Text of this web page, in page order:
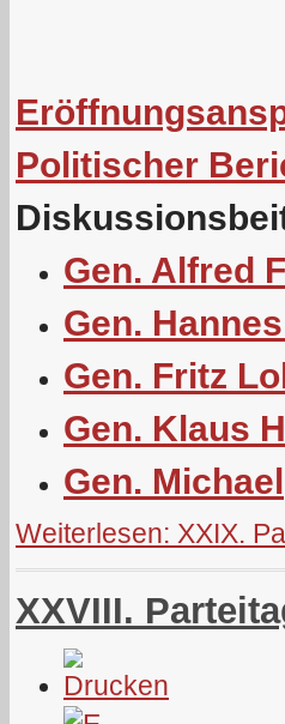
Politischer
Gen. Alfred
Gen.
Gen. Fritz
Gen. Klaus
Gen. Michael
Weiterlesen: XXIX.
XXVIII.